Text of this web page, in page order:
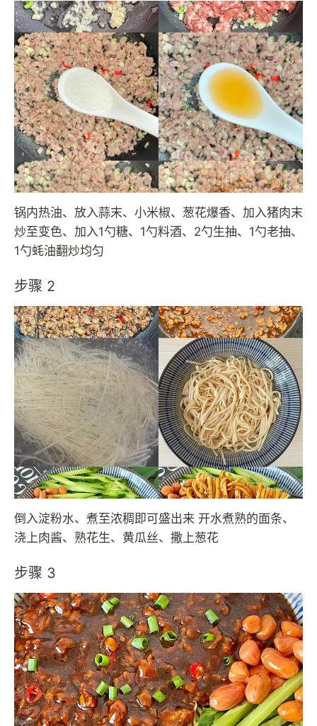
锅内热油、放入蒜末、小米椒、葱花爆香、加入猪肉末
炒至变色、加入1勺糖、1勺料酒、2勺生抽、1勺老抽、
1勺蚝油翻炒均匀
步骤 2
倒入淀粉水、煮至浓稠即可盛出来 开水煮熟的面条、
浇上肉酱、熟花生、黄瓜丝、撒上葱花
步骤 3